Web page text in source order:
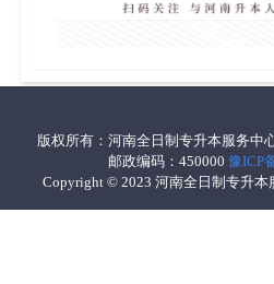
版权所有：河南全日制专升本服务中
邮政编码：450000 豫ICP
Copyright © 2023 河南全日制专升本